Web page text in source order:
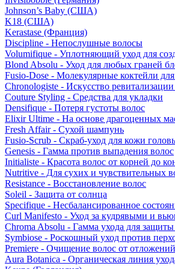
Johnson’s Baby (США)
K18 (США)
Kerastase (Франция)
Discipline - Непослушные волосы
Volumifique - Уплотняющий уход для
Blond Absolu - Уход для любых граней
Fusio-Dose - Молекулярные коктейли
Chronologiste - Искусство
Couture Styling - Средства для укладки
Densifique - Потеря густоты волос
Elixir Ultime - На основе драгоценных
Fresh Affair - Сухой шампунь
Fusio-Scrub - Скраб-уход для кожи
Genesis - Гамма против выпадения волос
Initialiste - Красота волос от корней до
Nutritive - Для сухих и чувствительных
Resistance - Восстановление волос
Soleil - Защита от солнца
Specifique - Несбалансированное
Curl Manifesto - Уход за кудрявыми и
Chroma Absolu - Гамма ухода для
Symbiose - Роскошный уход против
Premiere - Очищение волос от
Aura Botanica - Органическая линия